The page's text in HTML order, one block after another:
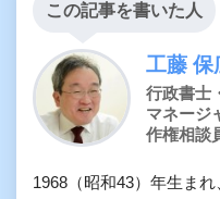
この記事を書いた人
工藤 保
行政書士
マネージ
作権相談
1968（昭和43）年生ま